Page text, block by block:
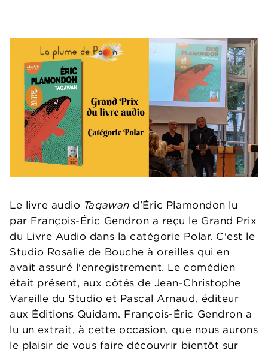
Le livre audio Taqawan d'Éric Plamondon lu
par François-Éric Gendron a reçu le Grand Prix
du Livre Audio dans la catégorie Polar. C'est le
Studio Rosalie de Bouche à oreilles qui en
avait assuré l'enregistrement. Le comédien
était présent, aux côtés de Jean-Christophe
Vareille du Studio et Pascal Arnaud, éditeur
aux Éditions Quidam. François-Éric Gendron a
lu un extrait, à cette occasion, que nous aurons
le plaisir de vous faire découvrir bientôt sur